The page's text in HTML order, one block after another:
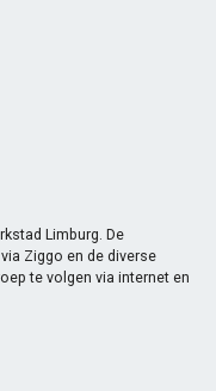
Limburg. De
Ziggo en de diverse
te volgen via internet en